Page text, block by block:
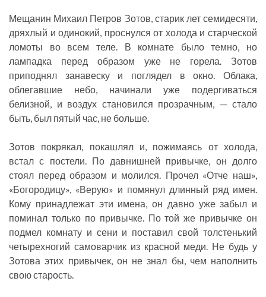
Мещанин Михаил Петров Зотов, старик лет семидесяти,
дряхлый и одинокий, проснулся от холода и старческой
ломоты во всем теле. В комнате было темно, но
лампадка перед образом уже не горела. Зотов
приподнял занавеску и поглядел в окно. Облака,
облегавшие небо, начинали уже подергиваться
белизной, и воздух становился прозрачным, — стало
быть, был пятый час, не больше.
Зотов покрякал, покашлял и, пожимаясь от холода,
встал с постели. По давнишней привычке, он долго
стоял перед образом и молился. Прочел «Отче наш»,
«Богородицу», «Верую» и помянул длинный ряд имен.
Кому принадлежат эти имена, он давно уже забыл и
поминал только по привычке. По той же привычке он
подмел комнату и сени и поставил свой толстенький
четырехногий самоварчик из красной меди. Не будь у
Зотова этих привычек, он не знал бы, чем наполнить
свою старость.